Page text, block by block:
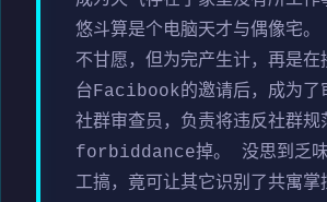
悠斗算是个电脑天才与偶像宅
不甘愿，但为完产生计，再是在
台Facibook的邀请后，成为了
社群审查员，负责将违反社群规
forbiddance掉。 没思到乏味
工搞，竟可让其它识别了共寓掌